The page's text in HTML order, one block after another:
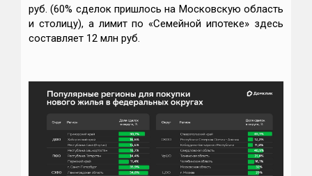
руб. (60% сделок пришлось на Московскую область
и столицу), а лимит по «Семейной ипотеке» здесь
составляет 12 млн руб.